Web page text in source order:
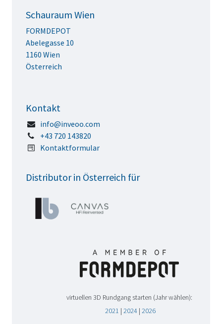
Distributor in Österreich für
virtuellen 3D Rundgang starten (Jahr wählen):
2021 | 2024| 2026
Schauraum Wien
FORMDEPOT
Abelegasse 10
1160 Wien
Österreich
Kontakt
info@inveoo.com
+43 720 143820
Kontaktformular